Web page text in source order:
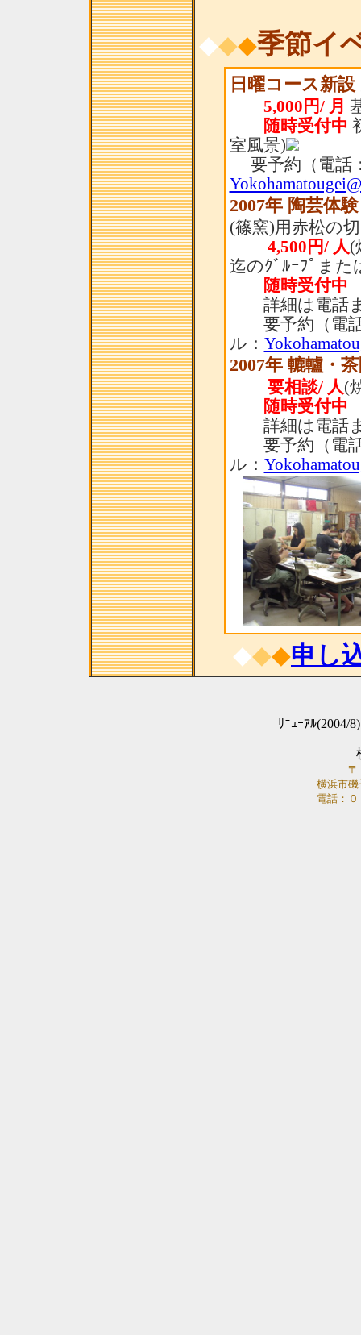
◆◆◆季節イ
日曜コース新設
5,000円/ 月
随時受付中
室風景)
要予約（電話
2007年 陶芸体
(篠窯)用赤松の
4,500円/ 人(
迄のｸﾞﾙｰﾌﾟまた
随時受付中
詳細は電話ま
要予約（電話
ル：
2007年 轆轤・
要相談/ 人(
随時受付中
詳細は電話ま
要予約（電話
ル：
◆◆◆申し
ﾘﾆｭｰｱﾙ
〒
横浜市
電話：